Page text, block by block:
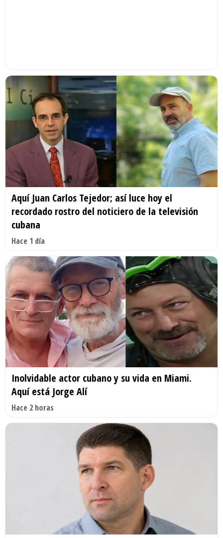
Aquí Juan Carlos Tejedor; así luce hoy el
recordado rostro del noticiero de la televisión
cubana
Hace 1 día
Inolvidable actor cubano y su vida en Miami.
Aquí está Jorge Alí
Hace 2 horas